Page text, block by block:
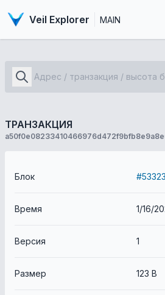
Veil Explorer MAIN
ТРАНЗАКЦИЯ
Блок
Время 1/16/
Версия 1
Размер 123 B